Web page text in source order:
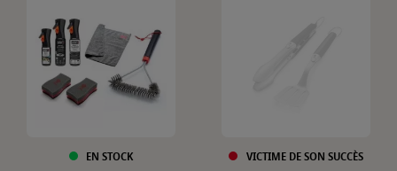
EN STOCK VICTIME DE SON SUCCÈS